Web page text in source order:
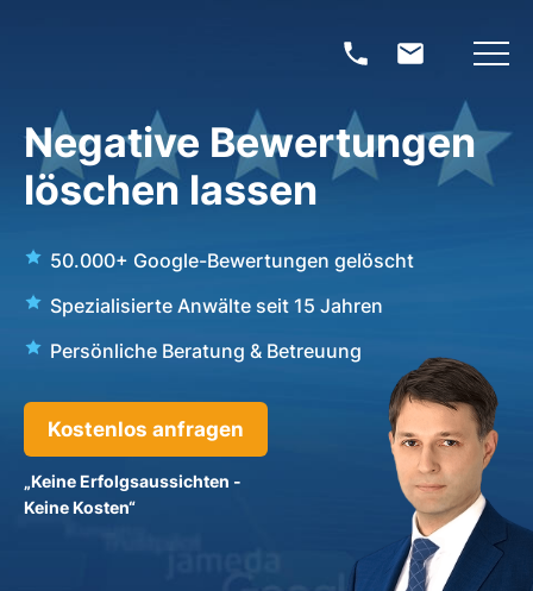
Negative Bewertungen
löschen lassen
50.000+ Google-Bewertungen gelöscht
Spezialisierte Anwälte seit 15 Jahren
Persönliche Beratung & Betreuung
Kostenlos anfragen
„Keine Erfolgsaussichten -
Keine Kosten“